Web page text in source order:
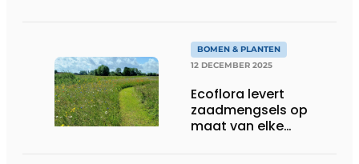
BOMEN & PLANTEN
12 DECEMBER 2025
Ecoflora levert
zaadmengsels op
maat van elke